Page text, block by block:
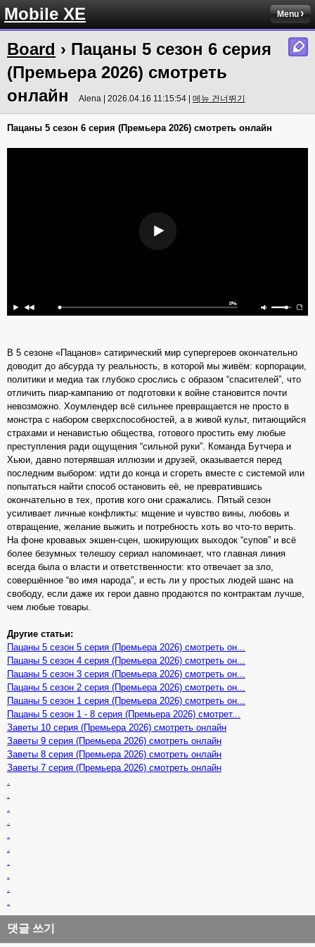
Mobile XE Menu
Board › Пацаны 5 сезон 6 серия
(Премьера 2026) смотреть
онлайн
Alena | 2026.04.16 11:15:54 | 메뉴 건너뛰기
Пацаны 5 сезон 6 серия (Премьера 2026) смотреть онлайн
В 5 сезоне «Пацанов» сатирический мир супергероев окончательно
доводит до абсурда ту реальность, в которой мы живём: корпорации,
политики и медиа так глубоко срослись с образом “спасителей”, что
отличить пиар‑кампанию от подготовки к войне становится почти
невозможно. Хоумлендер всё сильнее превращается не просто в
монстра с набором сверхспособностей, а в живой культ, питающийся
страхами и ненавистью общества, готового простить ему любые
преступления ради ощущения “сильной руки”. Команда Бутчера и
Хьюи, давно потерявшая иллюзии и друзей, оказывается перед
последним выбором: идти до конца и сгореть вместе с системой или
попытаться найти способ остановить её, не превратившись
окончательно в тех, против кого они сражались. Пятый сезон
усиливает личные конфликты: мщение и чувство вины, любовь и
отвращение, желание выжить и потребность хоть во что‑то верить.
На фоне кровавых экшен‑сцен, шокирующих выходок “супов” и всё
более безумных телешоу сериал напоминает, что главная линия
всегда была о власти и ответственности: кто отвечает за зло,
совершённое “во имя народа”, и есть ли у простых людей шанс на
свободу, если даже их герои давно продаются по контрактам лучше,
чем любые товары.
Другие статьи:
Пацаны 5 сезон 5 серия (Премьера 2026) смотреть он...
Пацаны 5 сезон 4 серия (Премьера 2026) смотреть он...
Пацаны 5 сезон 3 серия (Премьера 2026) смотреть он...
Пацаны 5 сезон 2 серия (Премьера 2026) смотреть он...
Пацаны 5 сезон 1 серия (Премьера 2026) смотреть он...
Пацаны 5 сезон 1 - 8 серия (Премьера 2026) смотрет...
Заветы 10 серия (Премьера 2026) смотреть онлайн
Заветы 9 серия (Премьера 2026) смотреть онлайн
Заветы 8 серия (Премьера 2026) смотреть онлайн
Заветы 7 серия (Премьера 2026) смотреть онлайн
댓글 쓰기